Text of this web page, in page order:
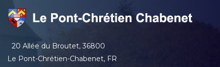
20 Allée du Broutet, 36800
Le Pont-Chrétien-Chabenet, FR